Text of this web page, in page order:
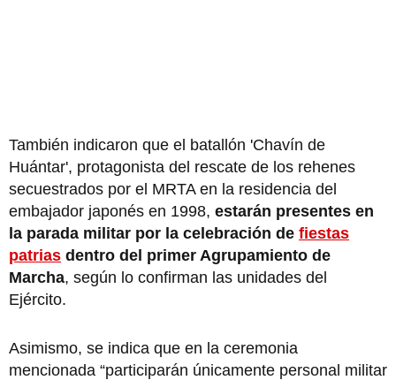
También indicaron que el batallón 'Chavín de
Huántar', protagonista del rescate de los rehenes
secuestrados por el MRTA en la residencia del
embajador japonés en 1998, estarán presentes en
la parada militar por la celebración de fiestas
patrias dentro del primer Agrupamiento de
Marcha, según lo confirman las unidades del
Ejército.
Asimismo, se indica que en la ceremonia
mencionada “participarán únicamente personal militar